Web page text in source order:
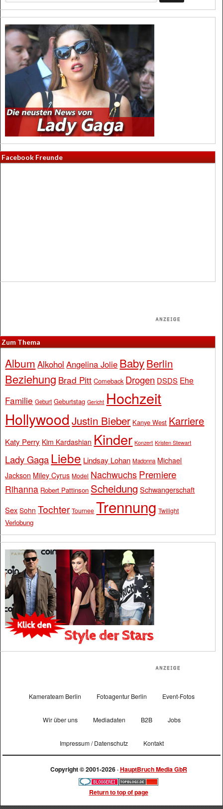
Facebook Freunde
Zum Thema
Album Alkohol Angelina Jolie BabyBerlin
Beziehung Brad Pitt Comeback Drogen DSDS Ehe
Familie Geburt Geburtstag Gericht Hochzeit
Hollywood Justin Bieber Kanye West Karriere
Katy Perry Kim Kardashian Kinder Konzert Kristen Stewart
Lady Gaga Liebe Lindsay Lohan Madonna Michael
Jackson Miley Cyrus Model Nachwuchs Premiere
Rihanna Robert Pattinson Scheidung Schwangerschaft
Sex Sohn Tochter Tournee Trennung Twilight
Verlobung
Kamerateam Berlin Fotoagentur Berlin Event-Fotos
Wir über uns Mediadaten B2B Jobs
Impressum / Datenschutz Kontakt
Copyright © 2001-2026 ·HauptBruch Media GbR
Return to top of page